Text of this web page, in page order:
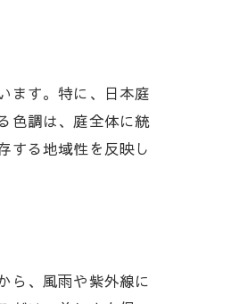
ます。特に、日本庭
色調は、庭全体に統
する地域性を反映し
ら、風雨や紫外線に